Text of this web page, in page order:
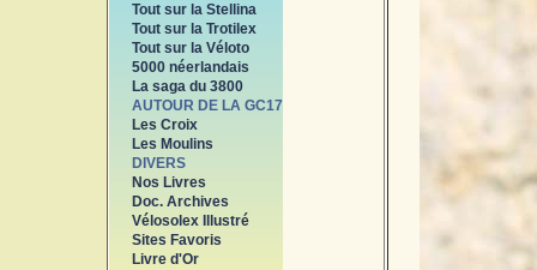
Tout sur la Stellina
Tout sur la Trotilex
Tout sur la Véloto
5000 néerlandais
La saga du 3800
AUTOUR DE LA GC17
Les Croix
Les Moulins
DIVERS
Nos Livres
Doc. Archives
Vélosolex Illustré
Sites Favoris
Livre d'Or